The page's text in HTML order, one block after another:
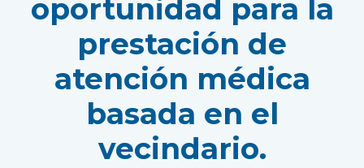
oportunidad para la
prestación de
atención médica
basada en el
vecindario.